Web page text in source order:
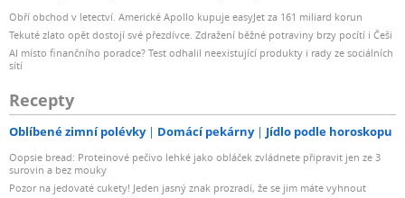
Obří obchod v letectví. Americké Apollo kupuje easyJet za 161 miliard korun
Tekuté zlato opět dostojí své přezdívce. Zdražení běžné potraviny brzy pocítí i Češi
AI místo finančního poradce? Test odhalil neexistující produkty i rady ze sociálních
sítí
Recepty
Oblíbené zimní polévky Domácí pekárny Jídlo podle horoskopu
Oopsie bread: Proteinové pečivo lehké jako obláček zvládnete připravit jen ze 3
surovin a bez mouky
Pozor na jedovaté cukety! Jeden jasný znak prozradí, že se jim máte vyhnout